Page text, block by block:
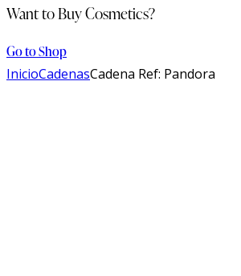
Want to Buy Cosmetics?
Go to Shop
InicioCadenasCadena Ref: Pandora